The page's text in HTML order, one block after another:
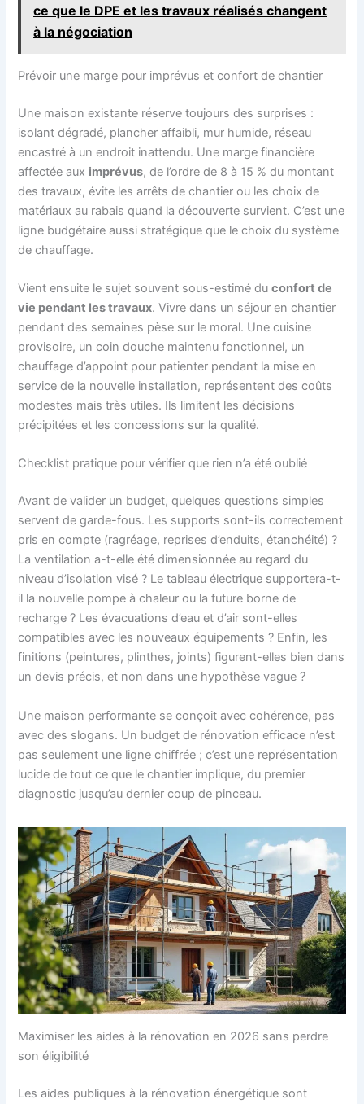
ce que le DPE et les travaux réalisés changent
à la négociation
Prévoir une marge pour imprévus et confort de chantier
Une maison existante réserve toujours des surprises :
isolant dégradé, plancher affaibli, mur humide, réseau
encastré à un endroit inattendu. Une marge financière
affectée aux imprévus, de l’ordre de 8 à 15 % du montant
des travaux, évite les arrêts de chantier ou les choix de
matériaux au rabais quand la découverte survient. C’est une
ligne budgétaire aussi stratégique que le choix du système
de chauffage.
Vient ensuite le sujet souvent sous-estimé duconfort de
vie pendant les travaux. Vivre dans un séjour en chantier
pendant des semaines pèse sur le moral. Une cuisine
provisoire, un coin douche maintenu fonctionnel, un
chauffage d’appoint pour patienter pendant la mise en
service de la nouvelle installation, représentent des coûts
modestes mais très utiles. Ils limitent les décisions
précipitées et les concessions sur la qualité.
Checklist pratique pour vérifier que rien n’a été oublié
Avant de valider un budget, quelques questions simples
servent de garde-fous. Les supports sont-ils correctement
pris en compte (ragréage, reprises d’enduits, étanchéité) ?
La ventilation a-t-elle été dimensionnée au regard du
niveau d’isolation visé ? Le tableau électrique supportera-t-
il la nouvelle pompe à chaleur ou la future borne de
recharge ? Les évacuations d’eau et d’air sont-elles
compatibles avec les nouveaux équipements ? Enfin, les
finitions (peintures, plinthes, joints) figurent-elles bien dans
un devis précis, et non dans une hypothèse vague ?
Une maison performante se conçoit avec cohérence, pas
avec des slogans. Un budget de rénovation efficace n’est
pas seulement une ligne chiffrée ; c’est une représentation
lucide de tout ce que le chantier implique, du premier
diagnostic jusqu’au dernier coup de pinceau.
Maximiser les aides à la rénovation en 2026 sans perdre
son éligibilité
Les aides publiques à la rénovation énergétique sont